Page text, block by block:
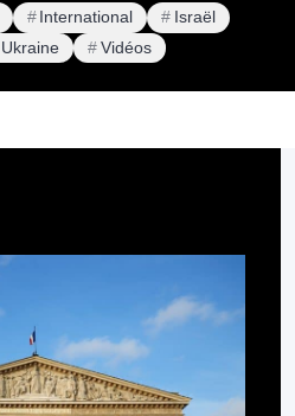
International
Israël
Ukraine Vidéos